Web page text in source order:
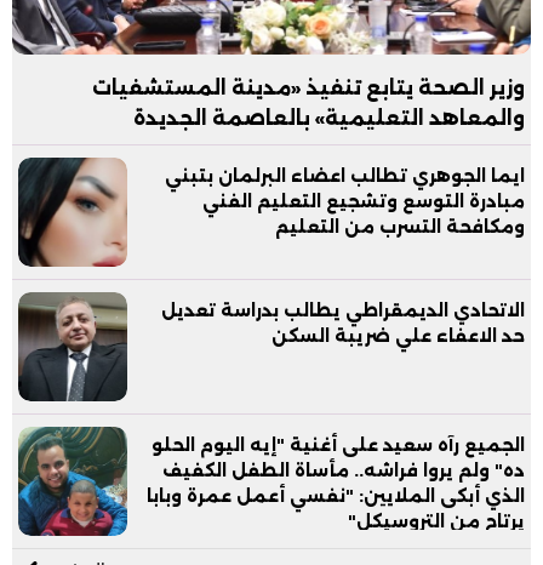
وزير الصحة يتابع تنفيذ «مدينة المستشفيات
والمعاهد التعليمية» بالعاصمة الجديدة
ايما الجوهري تطالب اعضاء البرلمان بتبني
مبادرة التوسع وتشجيع التعليم الفني
ومكافحة التسرب من التعليم
الاتحادي الديمقراطي يطالب بدراسة تعديل
حد الاعفاء علي ضريبة السكن
الجميع رآه سعيد على أغنية "إيه اليوم الحلو
ده" ولم يروا فراشه.. مأساة الطفل الكفيف
الذي أبكى الملايين: "نفسي أعمل عمرة وبابا
يرتاح من التروسيكل"